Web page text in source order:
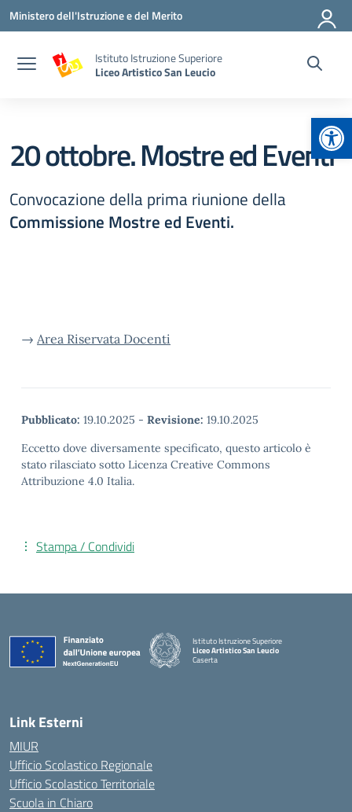
Vai ai contenuti
Vai al menu di navigazione
Vai al footer
Ministero dell'Istruzione e del Merito
Istituto Istruzione Superiore
Liceo Artistico San Leucio
20 ottobre. Mostre ed Eventi
Convocazione della prima riunione della
Commissione Mostre ed Eventi.
→ Area Riservata Docenti
Pubblicato: 19.10.2025 - Revisione: 19.10.2025
Eccetto dove diversamente specificato, questo articolo è
stato rilasciato sotto Licenza Creative Commons
Attribuzione 4.0 Italia.
Stampa / Condividi
Istituto Istruzione Superiore
Liceo Artistico San Leucio
Caserta
Link Esterni
MIUR
Ufficio Scolastico Regionale
Ufficio Scolastico Territoriale
Scuola in Chiaro